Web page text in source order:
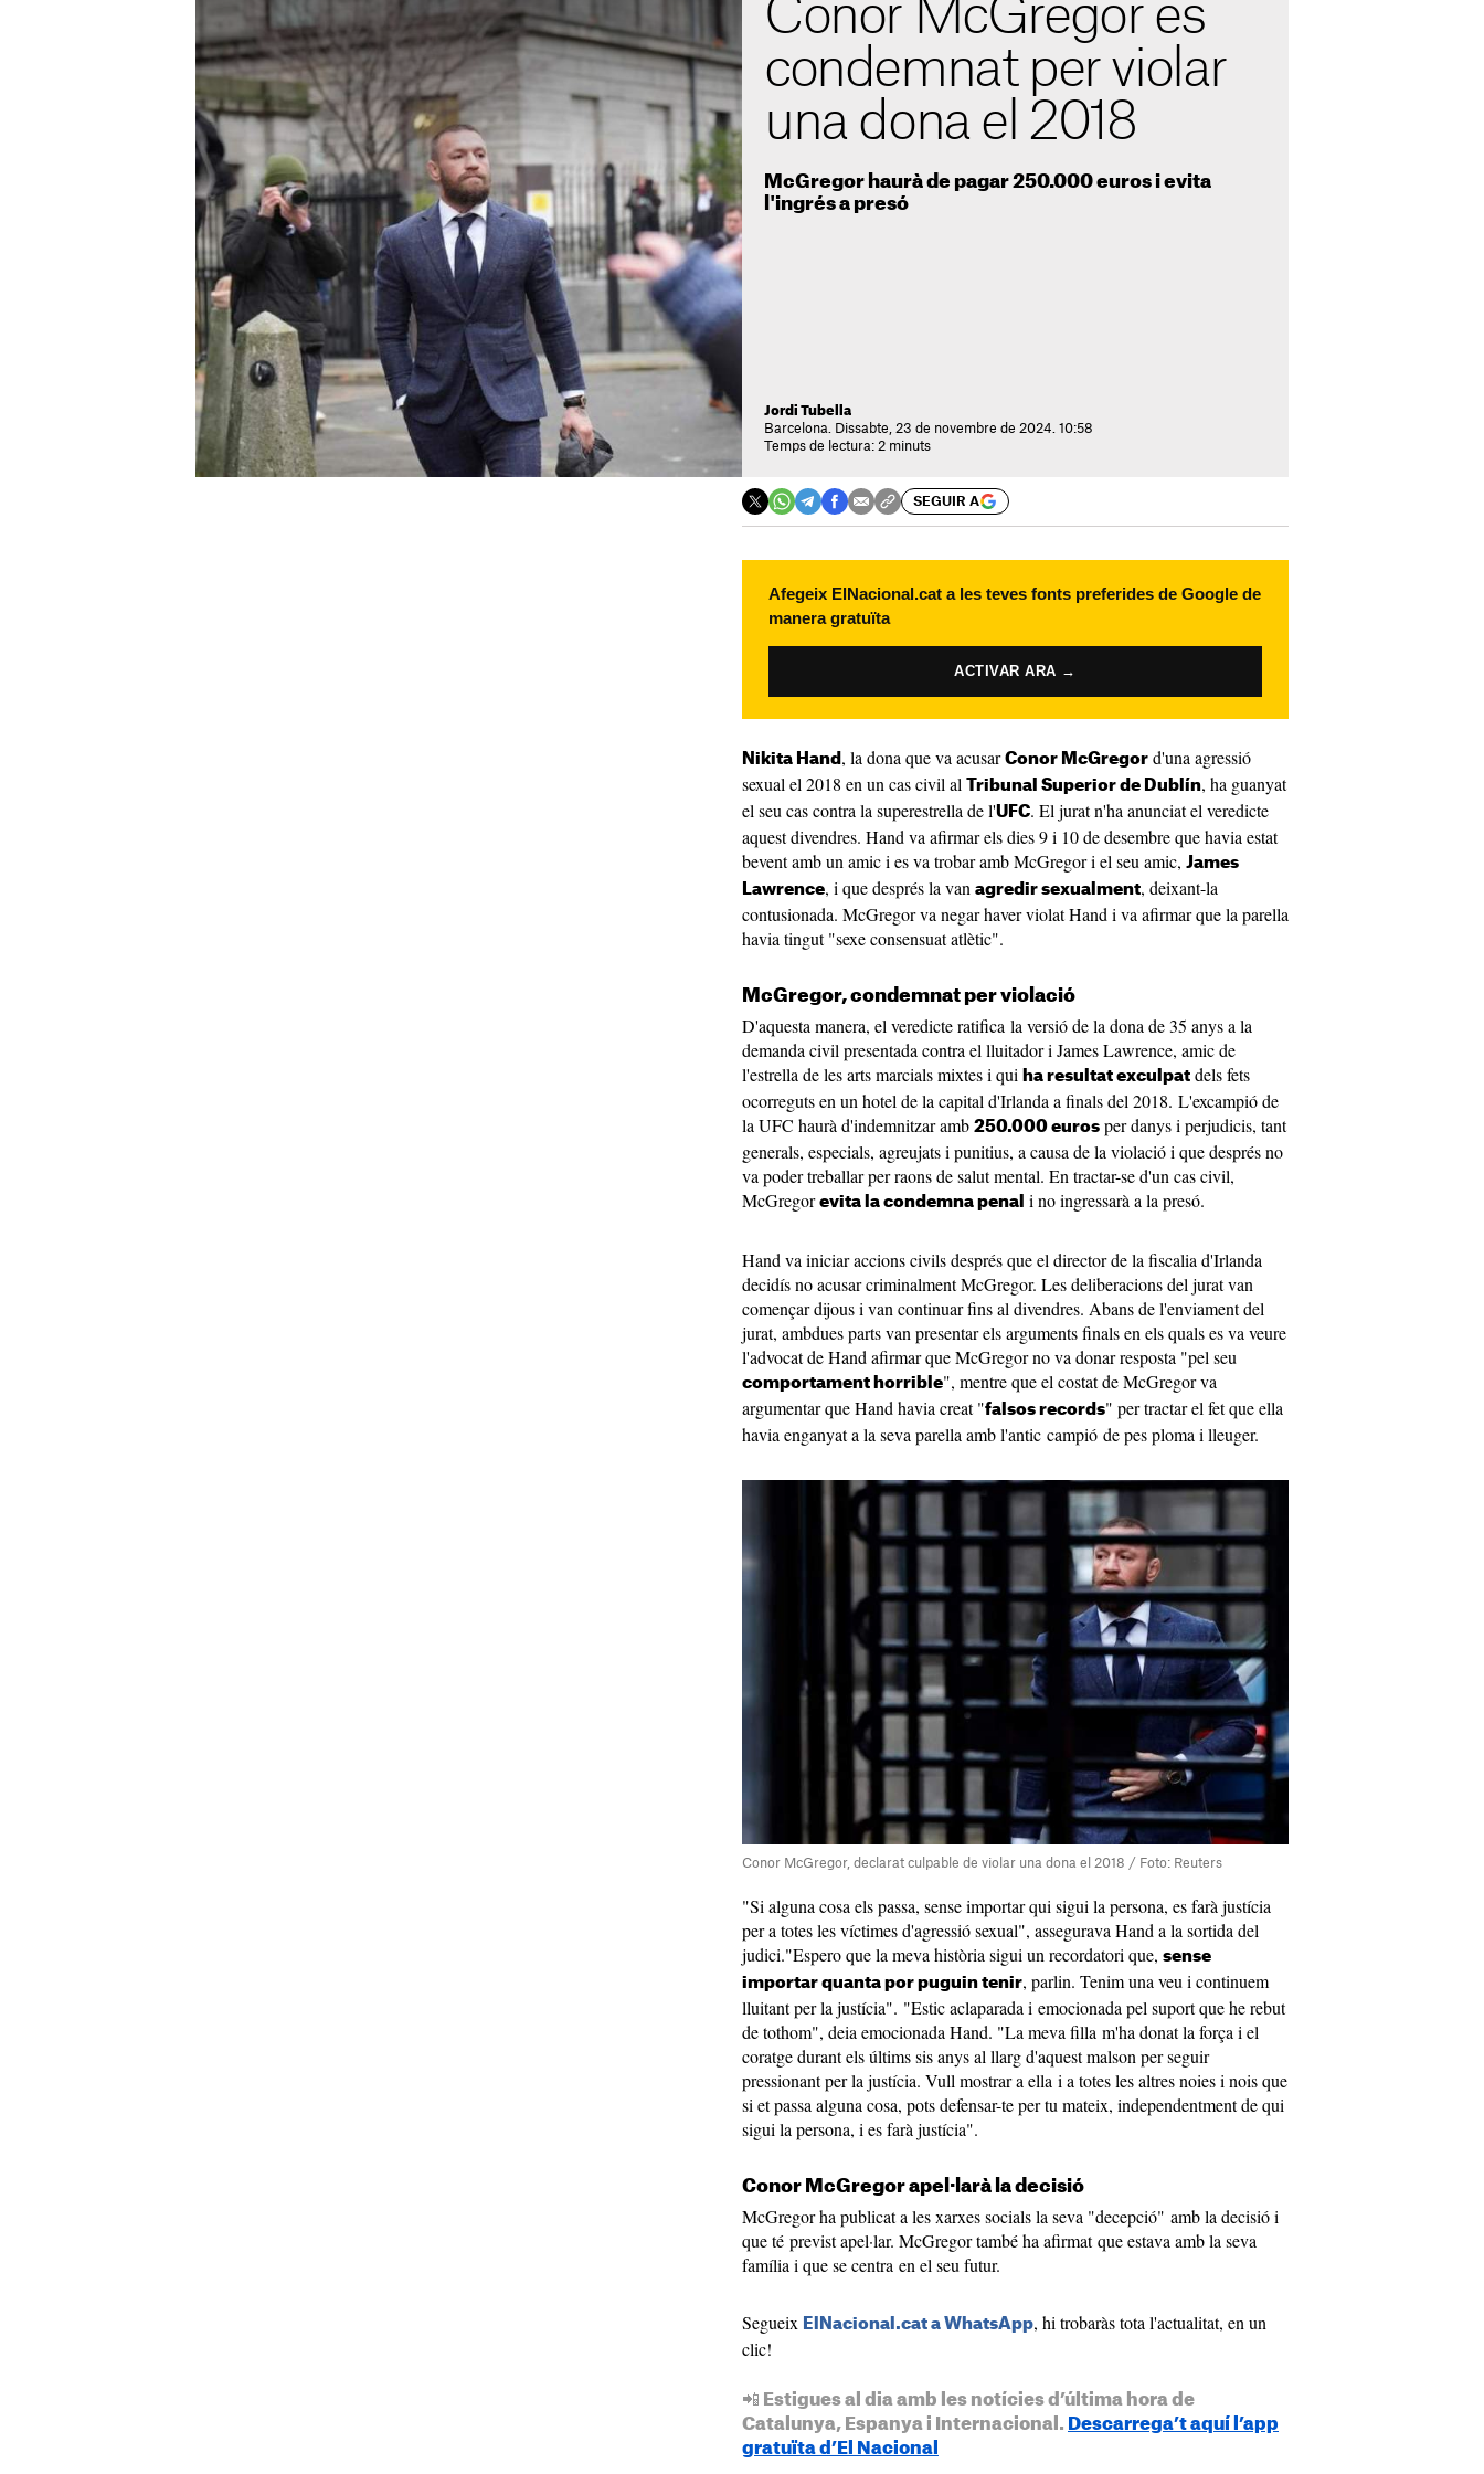
Conor McGregor és
condemnat per violar
una dona el 2018
McGregor haurà de pagar 250.000 euros i evita
l'ingrés a presó
Jordi Tubella
Barcelona. Dissabte, 23 de novembre de 2024. 10:58
Temps de lectura: 2 minuts
SEGUIR A
Afegeix ElNacional.cat a les teves fonts preferides de Google de
manera gratuïta
ACTIVAR ARA →
Nikita Hand , la dona que va acusar Conor McGregor d'una agressió
sexual el 2018 en un cas civil al
Tribunal Superior de Dublín, ha guanyat
el seu cas contra la superestrella de l'UFC. El jurat n'ha anunciat el veredicte
aquest divendres. Hand va afirmar els dies 9 i 10 de desembre que havia estat
bevent amb un amic i es va trobar amb McGregor i el seu amic, James
Lawrence, i que després la van agredir sexualment, deixant-la
contusionada. McGregor va negar haver violat Hand i va afirmar que la parella
havia tingut "sexe consensuat atlètic".
McGregor, condemnat per violació
D'aquesta manera, el veredicte ratifica la versió de la dona de 35 anys a la
demanda civil presentada contra el lluitador i James Lawrence, amic de
l'estrella de les arts marcials mixtes i qui ha resultat exculpat dels fets
ocorreguts en un hotel de la capital d'Irlanda a finals del 2018. L'excampió de
la UFC haurà d'indemnitzar amb 250.000 euros per danys i perjudicis, tant
generals, especials, agreujats i punitius, a causa de la violació i que després no
va poder treballar per raons de salut mental. En tractar-se d'un cas civil,
McGregor evita la condemna penal i no ingressarà a la presó.
Hand va iniciar accions civils després que el director de la fiscalia d'Irlanda
decidís no acusar criminalment McGregor. Les deliberacions del jurat van
començar dijous i van continuar fins al divendres. Abans de l'enviament del
jurat, ambdues parts van presentar els arguments finals en els quals es va veure
l'advocat de Hand afirmar que McGregor no va donar resposta "pel seu
comportament horrible", mentre que el costat de McGregor va
argumentar que Hand havia creat "falsos records" per tractar el fet que ella
havia enganyat a la seva parella amb l'antic campió de pes ploma i lleuger.
Conor McGregor, declarat culpable de violar una dona el 2018 / Foto: Reuters
"Si alguna cosa els passa, sense importar qui sigui la persona, es farà justícia
per a totes les víctimes d'agressió sexual", assegurava Hand a la sortida del
judici."Espero que la meva història sigui un recordatori que, sense
importar quanta por puguin tenir, parlin. Tenim una veu i continuem
lluitant per la justícia". "Estic aclaparada i emocionada pel suport que he rebut
de tothom", deia emocionada Hand. "La meva filla m'ha donat la força i el
coratge durant els últims sis anys al llarg d'aquest malson per seguir
pressionant per la justícia. Vull mostrar a ella i a totes les altres noies i nois que
si et passa alguna cosa, pots defensar-te per tu mateix, independentment de qui
sigui la persona, i es farà justícia".
Conor McGregor apel·larà la decisió
McGregor ha publicat a les xarxes socials la seva "decepció" amb la decisió i
que té previst apel·lar. McGregor també ha afirmat que estava amb la seva
família i que se centra en el seu futur.
Segueix ElNacional.cat a WhatsApp, hi trobaràs tota l'actualitat, en un
clic!
📲 Estigues al dia amb les notícies d’última hora de
Catalunya, Espanya i Internacional. Descarrega’t aquí l’app
gratuïta d’El Nacional